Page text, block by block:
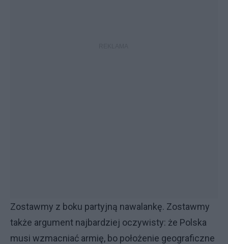
Zostawmy z boku partyjną nawalankę. Zostawmy
także argument najbardziej oczywisty: że Polska
musi wzmacniać armię, bo położenie geograficzne